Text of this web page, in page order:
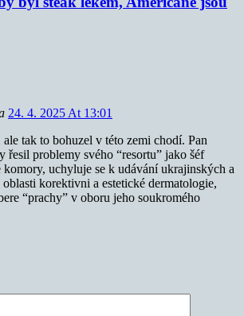
24. 4. 2025 At 13:01
ale tak to bohuzel v této zemi chodí. Pan
řesil problemy svého “resortu” jako šéf
komory, uchyluje se k udávání ukrajinských a
korektivni a estetické dermatologie,
“prachy” v oboru jeho soukromého